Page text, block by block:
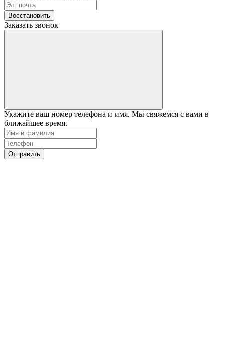
Восстановить
Заказать звонок
Укажите ваш номер телефона и имя. Мы свяжемся с вами в
ближайшее время.
Отправить